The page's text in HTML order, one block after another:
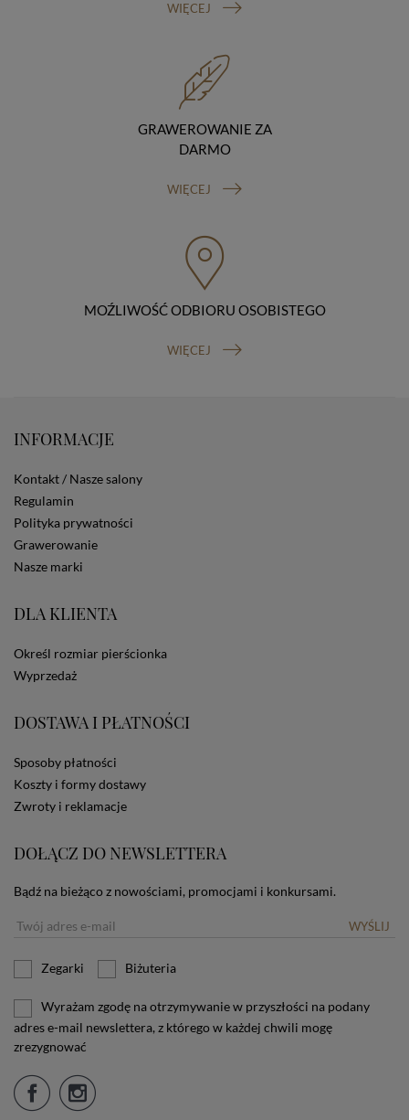
otrzymania ich kopii, prawo do sprostowania
(poprawiania) swoich danych, prawo do usunięcia
danych (jeżeli Twoim zdaniem nie ma podstaw do tego,
abyśmy przetwarzali Twoje dane, możesz zażądać,
abyśmy je usunęli), prawo do ograniczenia
ograniczyli przetwarzanie Twoich danych osobowych
uzgodnionych z Tobą działań, jeżeli Twoim zdaniem
sprzeciwu wobec przetwarzania danych, prawo do
przenoszenia danych, prawo do wniesienia skargi do
organu nadzorczego (Prezesa Urzędu Ochrony Danych
prawo do cofnięcia zgody na przetwarzanie danych
przetwarzanie danych w dowolnym momencie;
Informacja o dobrowolności podania danych
nie podasz danych, nie będziesz mógł przeglądać
Na stronie Sklepu są wykorzystywane pliki cookies.
Stosowane są one w celach zapewnienia maksymalnej
wygody wszystkich użytkowników (w tym Kupujących)
anonimowych danych dla celów reklamowych i
portale społecznościowe, np. Facebook). Korzystanie
ze Sklepu bez zmiany ustawień w przeglądarce
użytkownika. Jeżeli użytkownik nie wyraża zgody na
ustawienia swojej przeglądarki.
informacji o plikach cookies.
WIĘCEJ
GRAWEROWANIE ZA
DARMO
WIĘCEJ
MOŹLIWOŚĆ ODBIORU OSOBISTEGO
WIĘCEJ
INFORMACJE
Kontakt / Nasze salony
Regulamin
Polityka prywatności
Grawerowanie
Nasze marki
DLA KLIENTA
Określ rozmiar pierścionka
Wyprzedaż
DOSTAWA I PŁATNOŚCI
Sposoby płatności
Koszty i formy dostawy
Zwroty i reklamacje
DOŁĄCZ DO NEWSLETTERA
Bądź na bieżąco z nowościami, promocjami i konkursami.
WYŚLIJ
Zegarki Biżuteria
Wyrażam zgodę na otrzymywanie w przyszłości na podany
adres e-mail newslettera, z którego w każdej chwili mogę
zrezygnować